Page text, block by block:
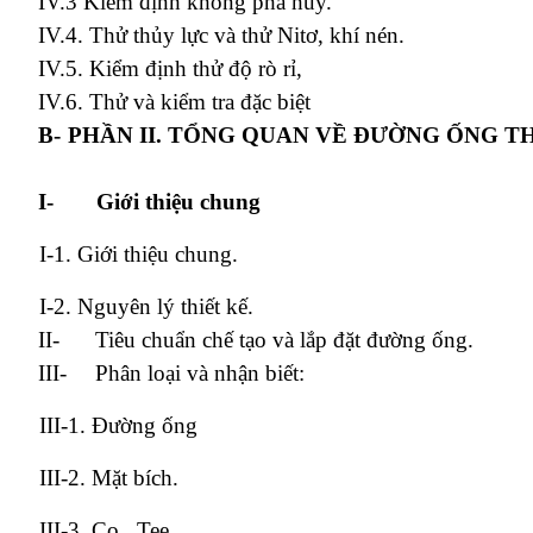
IV.4. Thử thủy lực và thử Nitơ, khí nén.
IV.5. Kiểm định thử độ rò rỉ,
IV.6. Thử và kiểm tra đặc biệt
B- PHẦN II. TỔNG QUAN VỀ ĐƯỜNG ỐNG
I- Giới thiệu chung
I-1. Giới thiệu chung.
I-2. Nguyên lý thiết kế.
II-
Tiêu chuẩn chế tạo và lắp đặt đường ống.
III-
Phân loại và nhận biết:
III-1. Đường ống
III-2. Mặt bích.